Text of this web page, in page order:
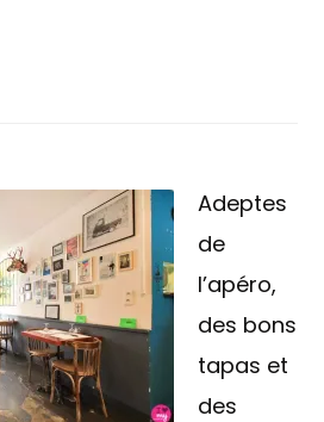
Adeptes
de
l’apéro,
des bons
tapas et
des